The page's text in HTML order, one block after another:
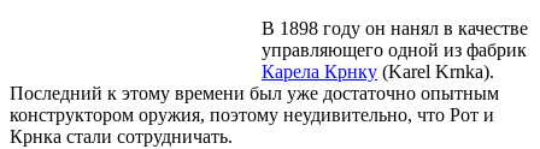
В 1898 году он нанял в качестве
управляющего одной из фабрик
Карела Крнку (Karel Krnka).
Последний к этому времени был уже достаточно опытным
конструктором оружия, поэтому неудивительно, что Рот и
Крнка стали сотрудничать.